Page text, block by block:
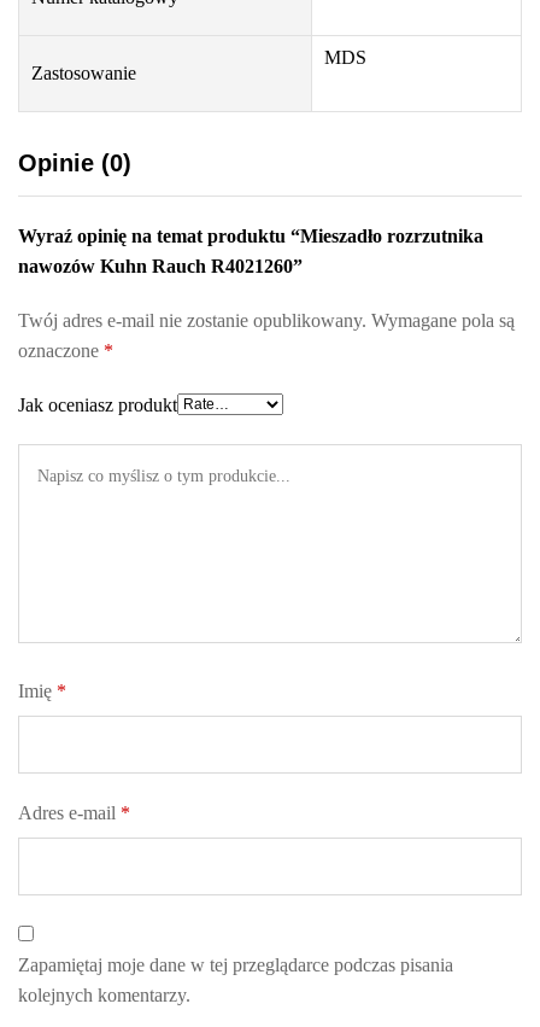
Zastosowanie
MDS
Opinie (0)
Wyraź opinię na temat produktu “Mieszadło rozrzutnika
nawozów Kuhn Rauch R4021260”
Twój adres e-mail nie zostanie opublikowany. Wymagane pola są
oznaczone *
Jak oceniasz produkt
Imię *
Adres e-mail *
Zapamiętaj moje dane w tej przeglądarce podczas pisania
kolejnych komentarzy.